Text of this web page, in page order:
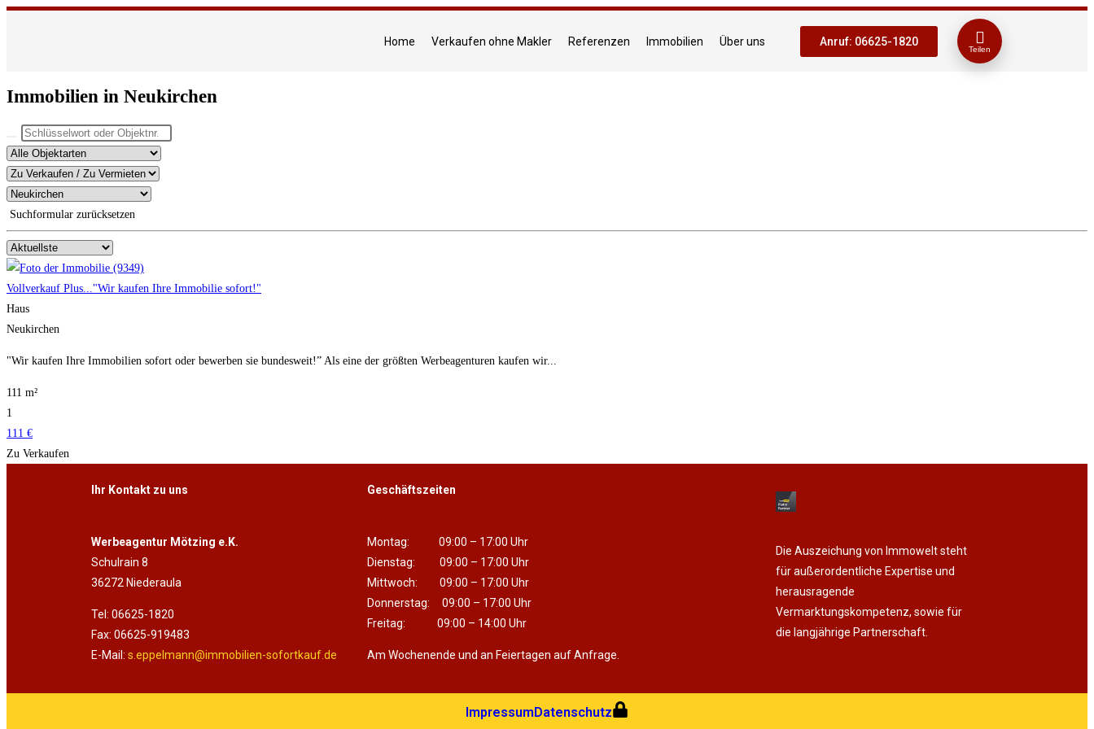
Home Verkaufen ohne Makler Referenzen Immobilien Über uns Anruf: 06625-1820
Teilen
Immobilien in Neukirchen
Suchformular zurücksetzen
Vollverkauf Plus..."Wir kaufen Ihre Immobilie sofort!"
Haus
Neukirchen
"Wir kaufen Ihre Immobilien sofort oder bewerben sie bundesweit!” Als eine der größten Werbeagenturen kaufen wir...
111 m²
1
111 €
Zu Verkaufen
Ihr Kontakt zu uns
Werbeagentur Mötzing e.K.
Schulrain 8
36272 Niederaula
Tel: 06625-1820
Fax: 06625-919483
E-Mail: s.eppelmann@immobilien-sofortkauf.de
Geschäftszeiten
Montag: 09:00 – 17:00 Uhr
Dienstag: 09:00 – 17:00 Uhr
Mittwoch: 09:00 – 17:00 Uhr
Donnerstag: 09:00 – 17:00 Uhr
Freitag: 09:00 – 14:00 Uhr
Am Wochenende und an Feiertagen auf Anfrage.
Die Auszeichung von Immowelt steht
für außerordentliche Expertise und
herausragende
Vermarktungskompetenz, sowie für
die langjährige Partnerschaft.
ImpressumDatenschutz